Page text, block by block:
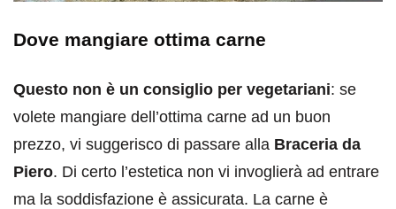
Dove mangiare ottima carne
Questo non è un consiglio per vegetariani: se
volete mangiare dell’ottima carne ad un buon
prezzo, vi suggerisco di passare alla Braceria da
Piero. Di certo l’estetica non vi invoglierà ad entrare
ma la soddisfazione è assicurata. La carne è